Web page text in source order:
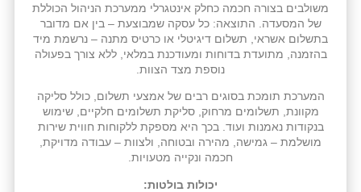
משולבים בצורה חכמה כחלק אינטגרלי ממערכת הניהול הכוללת
של המסעדה. התוצאה: כל עסקה שמבוצעת – בין אם מדובר
בתשלום אשראי, תשלום דיגיטלי או כרטיס מתנה – נרשמת מיד
בהזמנה, מתועדת בדוחות ומעודכנת במלאי, ללא צורך בפעולה
נוספת מצד הצוות.
המערכת תומכת בסוגים רבים של אמצעי תשלום, כולל סליקה
מקוונת, תשלומים מרחוק, סליקת תשלומים חלקיים, שימוש
בנקודות נאמנות ועוד. בכך היא מספקת ללקוחות חווית שירות
מושלמת – גמישה, מהירה ובטוחה, ולצוות – עבודה מדויקת,
חכמה ונקייה מטעויות.
יכולות בולטות: